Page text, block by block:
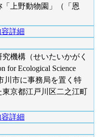
上野動物園」（「恩
容詳細
機構（せいたいかがく
for Ecological Science
川市に事務局を置く特
京都江戸川区二之江町
容詳細